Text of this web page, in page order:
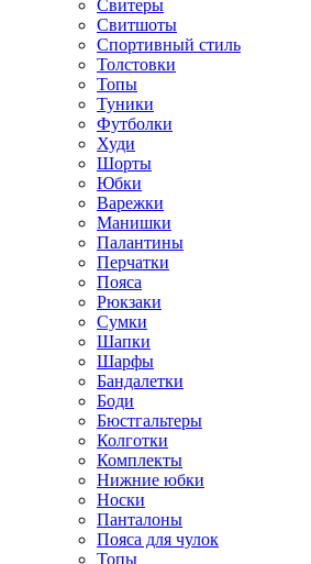
Свитеры
Свитшоты
Спортивный стиль
Толстовки
Топы
Туники
Футболки
Худи
Шорты
Юбки
Варежки
Манишки
Палантины
Перчатки
Пояса
Рюкзаки
Сумки
Шапки
Шарфы
Бандалетки
Боди
Бюстгальтеры
Колготки
Комплекты
Нижние юбки
Носки
Панталоны
Поясa для чулок
Топы